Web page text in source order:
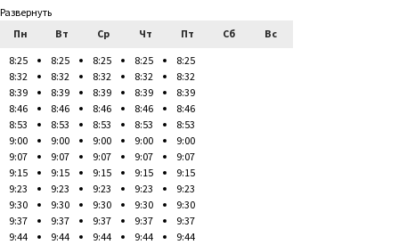
Развернуть
Пн
Вт Ср Чт Пт Сб
Вс
8:25
8:32
8:39
8:46
8:53
9:00
9:07
9:15
9:23
9:30
9:37
9:44
8:25
8:32
8:39
8:46
8:53
9:00
9:07
9:15
9:23
9:30
9:37
9:44
8:25
8:32
8:39
8:46
8:53
9:00
9:07
9:15
9:23
9:30
9:37
9:44
8:25
8:32
8:39
8:46
8:53
9:00
9:07
9:15
9:23
9:30
9:37
9:44
8:25
8:32
8:39
8:46
8:53
9:00
9:07
9:15
9:23
9:30
9:37
9:44